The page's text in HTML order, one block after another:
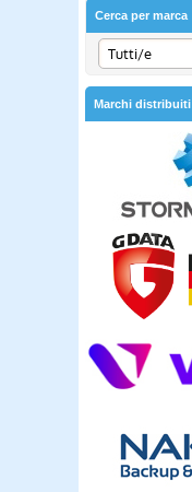
Cerca per marca
Marchi distribuiti